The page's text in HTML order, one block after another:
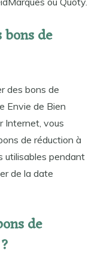
de
des bons de
Envie de Bien
Internet, vous
de réduction à
utilisables pendant
de la date
de